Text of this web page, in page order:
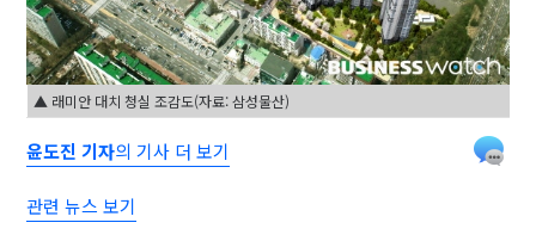
▲ 래미안 대치 청실 조감도(자료: 삼성물산)
윤도진 기자의 기사 더 보기
관련 뉴스 보기